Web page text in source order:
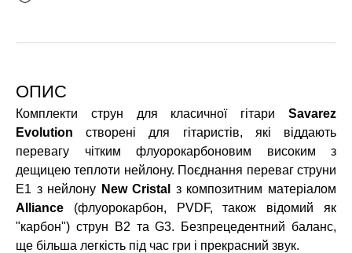
ОПИС
Комплекти струн для класичної гітари Savarez
Evolutionстворені для гітаристів, які віддають
перевагу чітким флуорокарбоновим високим з
дещицею теплоти нейлону. Поєднання переваг струни
E1 з нейлону New Cristal
з композитним матеріалом
Alliance (флуорокарбон, PVDF, також відомий як
"карбон") струн B2 та G3. Безпрецедентний баланс,
ще більша легкість під час гри і прекрасний звук.